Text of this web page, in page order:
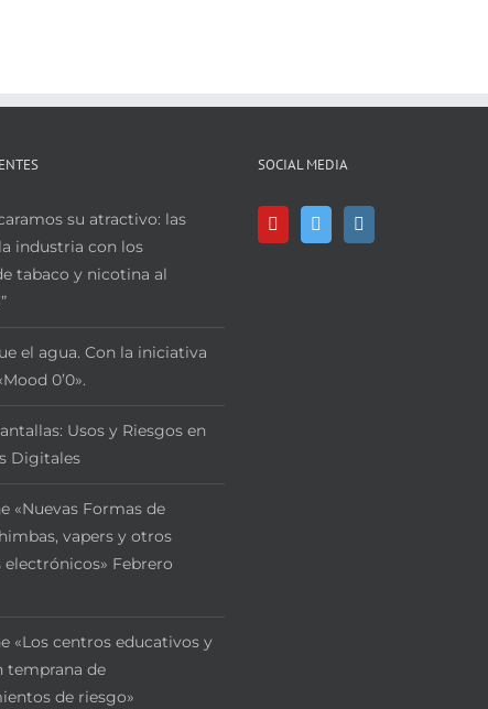
su atractivo: las
industria con los
tabaco y nicotina al
el agua. Con la iniciativa
0’0».
Usos y Riesgos en
Digitales
«Nuevas Formas de
vapers y otros
Febrero
«Los centros educativos y
temprana de
de riesgo»
SOCIAL MEDIA